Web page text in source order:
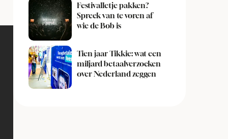
Festivalletje pakken?
Spreek van te voren af
wie de Bob is
Tien jaar Tikkie: wat een
miljard betaalverzoeken
over Nederland zeggen